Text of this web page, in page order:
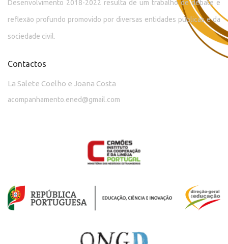
Desenvolvimento 2018-2022 resulta de um trabalho de debate e
reflexão profundo promovido por diversas entidades públicas e da
sociedade civil.
Contactos
La Salete Coelho e Joana Costa
acompanhamento.ened@gmail.com